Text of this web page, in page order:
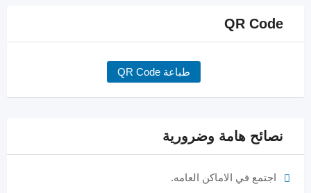
QR Code
طباعة QR Code
نصائح هامة وضرورية
اجتمع في الاماكن العامه.